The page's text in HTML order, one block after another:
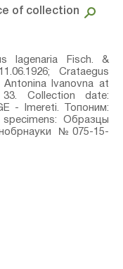
of collection
lagenaria Fisch. &
Crataegus
Ivanovna at
Collection date:
- Imereti. Топоним:
Образцы
№075-15-